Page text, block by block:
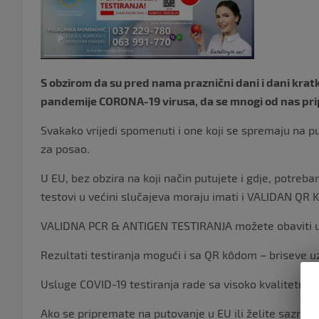
S obzirom da su pred nama praznični dani i dani
pandemije CORONA-19 virusa, da se mnogi od nas
Svakako vrijedi spomenuti i one koji se spremaju na
za posao.
U EU, bez obzira na koji način putujete i gdje,
testovi u većini slučajeva moraju imati i VALIDAN QR
VALIDNA PCR & ANTIGEN TESTIRANJA možete obaviti
Rezultati testiranja mogući i sa QR kôdom – briseve
Usluge COVID-19 testiranja rade sa visoko
Ako se pripremate na putovanje u EU ili želite